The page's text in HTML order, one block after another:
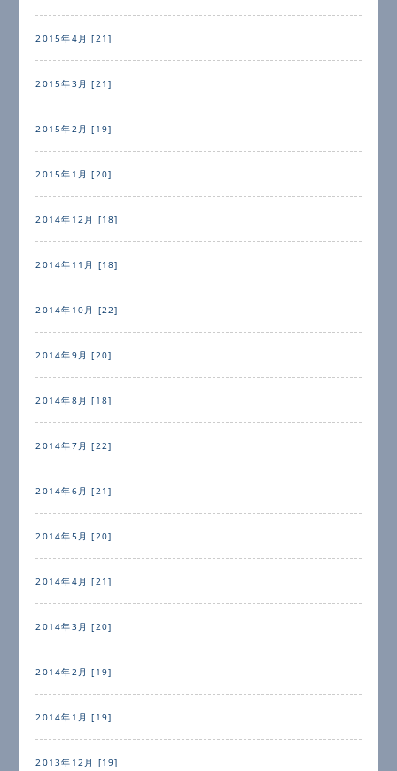
2015年4月 [21]
2015年3月 [21]
2015年2月 [19]
2015年1月 [20]
2014年12月 [18]
2014年11月 [18]
2014年10月 [22]
2014年9月 [20]
2014年8月 [18]
2014年7月 [22]
2014年6月 [21]
2014年5月 [20]
2014年4月 [21]
2014年3月 [20]
2014年2月 [19]
2014年1月 [19]
2013年12月 [19]